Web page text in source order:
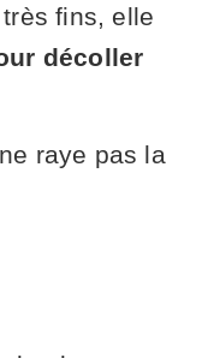
fins, elle
décoller
raye pas la